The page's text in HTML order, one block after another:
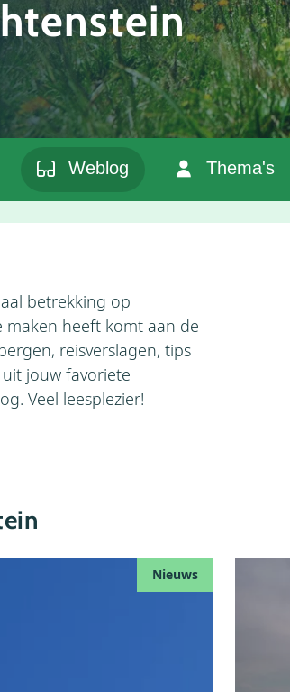
Weblog Thema's
betrekking op
maken heeft komt aan de
reisverslagen, tips
jouw favoriete
Veel leesplezier!
Nieuws